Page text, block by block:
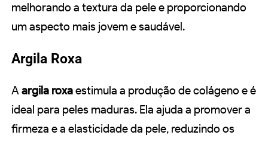
melhorando a textura da pele e proporcionando
um aspecto mais jovem e saudável.
Argila Roxa
Aargila roxaestimula a produção de colágeno e é
ideal para peles maduras. Ela ajuda a promover a
firmeza e a elasticidade da pele, reduzindo os